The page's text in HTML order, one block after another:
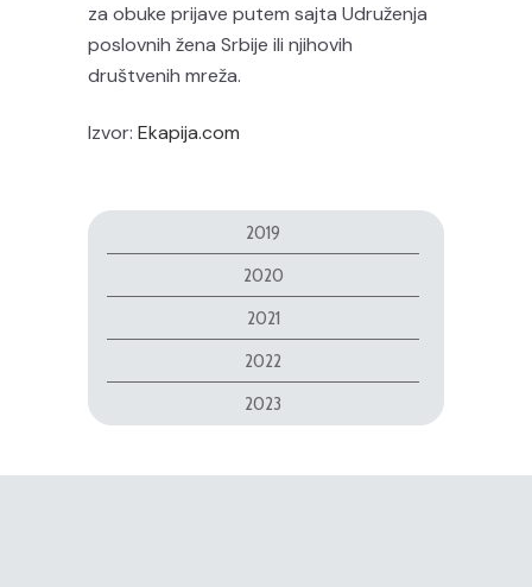
za obuke prijave putem sajta Udruženja
poslovnih žena Srbije ili njihovih
društvenih mreža.
Izvor: Ekapija.com
2019
2020
2021
2022
2023